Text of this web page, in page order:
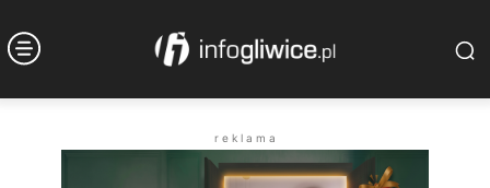
r e k l a m a